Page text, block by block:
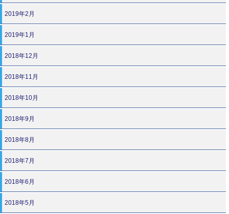
2019年2月
2019年1月
2018年12月
2018年11月
2018年10月
2018年9月
2018年8月
2018年7月
2018年6月
2018年5月